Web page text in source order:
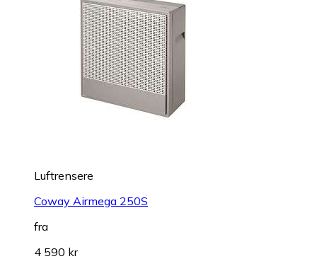
Luftrensere
Coway Airmega 250S
fra
4 590 kr